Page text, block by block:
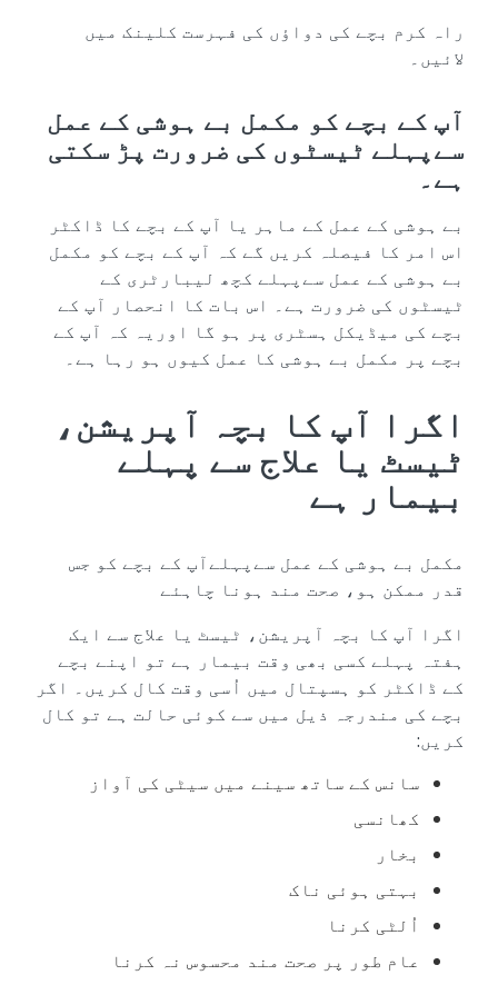
راہ کرم بچے کی دواؤں کی فہرست کلینک میں
لائیں۔
آپ کے بچے کو مکمل بے ہوشی کے عمل
سےپہلے ٹیسٹوں کی ضرورت پڑ سکتی
ہے۔
بے ہوشی کے عمل کے ماہر یا آپ کے بچے کا ڈاکٹر
اس امر کا فیصلہ کریں گے کہ آپ کے بچے کو مکمل
بے ہوشی کے عمل سےپہلے کچھ ليبارٹری کے
ٹیسٹوں کی ضرورت ہے۔ اس بات کا انحصار آپ کے
بچے کی میڈیکل ہسٹری پر ہو گا اوریہ کہ آپ کے
بچے پر مکمل بے ہوشی کا عمل کیوں ہو رہا ہے۔
اگرا آپ کا بچہ آپریشن،
ٹیسٹ یا علاج سے پہلے
بیمار ہے
مکمل بے ہوشی کے عمل سےپہلےآپ کے بچے کو جس
قدر ممکن ہو، صحت مند ہونا چاہئے
اگرا آپ کا بچہ آپریشن، ٹیسٹ یا علاج سے ایک
ہفتہ پہلے کسی بھی وقت بیمار ہے تو اپنے بچے
کے ڈاکٹر کو ہسپتال میں اُسی وقت کال کریں۔ اگر
بچے کی مندرجہ ذیل میں سے کوئی حالت ہے تو کال
کریں:
سانس کے ساتھ سینے میں سیٹی کی آواز
کھانسی
بخار
بہتی ہوئی ناک
اُلٹی کرنا
عام طور پر صحت مند محسوس نہ کرنا